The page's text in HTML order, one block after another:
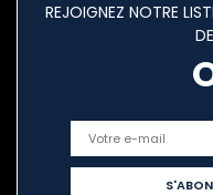
REJOIGNEZ NOTRE